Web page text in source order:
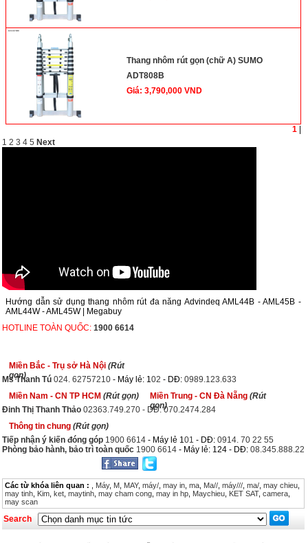
Thang nhôm rút gọn (chữ A) SUMO
ADT808B
Giá: 3,790,000 VND
1
1 2 3 4 5 Next
Hướng dẫn sử dụng thang nhôm rút đa năng Advindeq AML44B - AML45B -
AML44W - AML45W | Megabuy
HOTLINE TOÀN QUỐC: 1900 6614
Miền Bắc - Trụ sở Hà Nội (Rút
gọn)
Ms Thanh Tú 024. 62757210 - Máy lẻ: 102 - DĐ: 0989.123.633
Miền Nam - CN TP HCM (Rút gọn) Miền Trung - CN Đà Nẵng (Rút
gọn)
Đinh Thị Thanh Thảo 02363.749.270 - DĐ: 070.2474.284
Thông tin chung (Rút gọn)
Tiếp nhận ý kiến đóng góp 1900 6614 - Máy lẻ 101 - DĐ: 0914. 70 22 55
Phòng bảo hành, bảo trì toàn quốc 1900 6614 - Máy lẻ: 124 - DĐ: 08.345.888.22
Các từ khóa liên quan : Máy, M MAY, máy/ may in ma Ma// máy/// ma/ may chieu
may tinh Kim ket maytinh may cham cong may in hp Maychieu KET SAT, camera
may scan
Search